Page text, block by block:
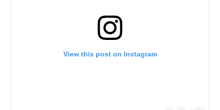
View this post on Instagram